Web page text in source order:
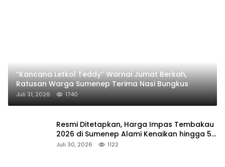
“Kancana Letkol Teddy” Warnai Jumat Berkah,
Ratusan Warga Sumenep Terima Nasi Bungkus
Juli 31, 2026 1740
Resmi Ditetapkan, Harga Impas Tembakau
2026 di Sumenep Alami Kenaikan hingga 5
Persen
Juli 30, 2026 1122